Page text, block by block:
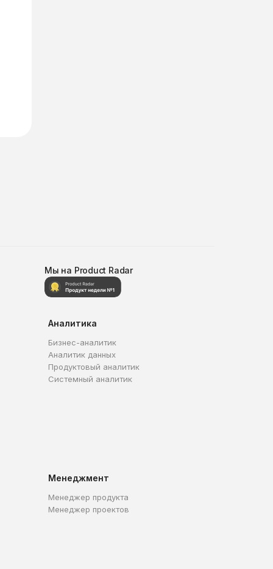
Мы на Product Radar
Аналитика
Бизнес-аналитик
Аналитик данных
Продуктовый аналитик
Системный аналитик
Менеджмент
Менеджер продукта
Менеджер проектов